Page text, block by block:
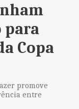
para
Copa
promove
entre